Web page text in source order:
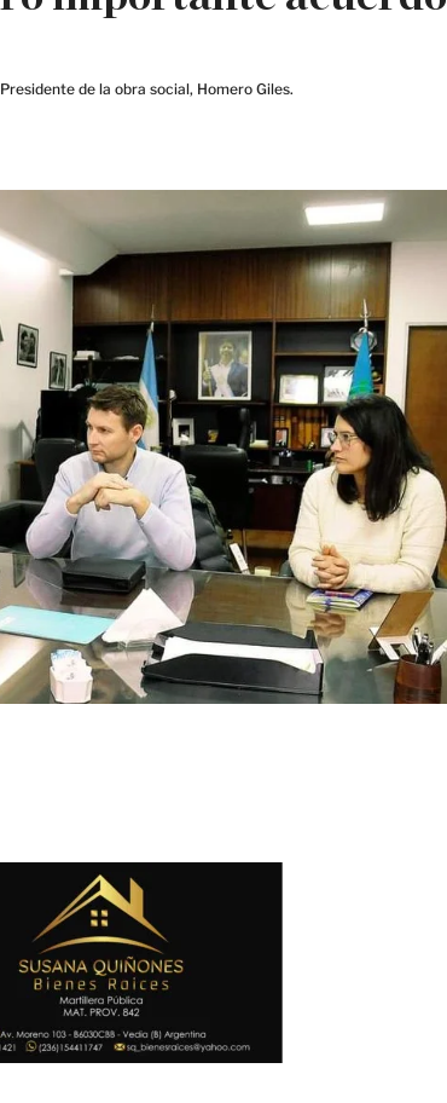
de la obra social, Homero Giles.